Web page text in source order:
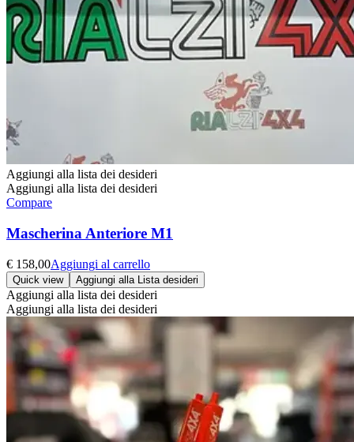
Aggiungi alla lista dei desideri
Aggiungi alla lista dei desideri
Compare
Mascherina Anteriore M1
€ 158,00Aggiungi al carrello
Quick view Aggiungi alla Lista desideri
Aggiungi alla lista dei desideri
Aggiungi alla lista dei desideri